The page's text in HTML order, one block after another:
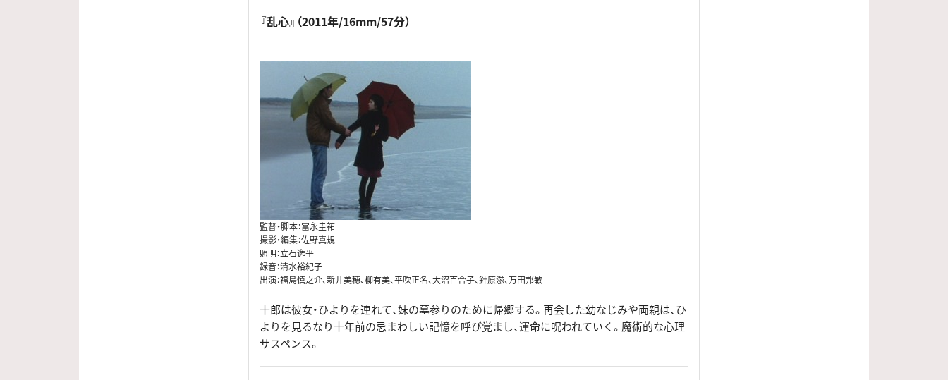
『乱心』（2011年/16mm/57分）
監督・脚本：冨永圭祐
撮影・編集：佐野真規
照明：立石逸平
録音：清水裕紀子
出演：福島慎之介、新井美穂、柳有美、平吹正名、大沼百合子、針原滋、万田邦敏
十郎は彼女・ひよりを連れて、妹の墓参りのために帰郷する。再会した幼なじみや両親は、ひ
よりを見るなり十年前の忌まわしい記憶を呼び覚まし、運命に呪われていく。魔術的な心理
サスペンス。